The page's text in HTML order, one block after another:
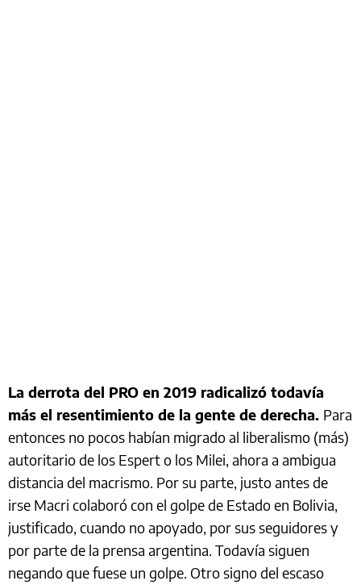
La derrota del PRO en 2019 radicalizó todavía
más el resentimiento de la gente de derecha. Para
entonces no pocos habían migrado al liberalismo (más)
autoritario de los Espert o los Milei, ahora a ambigua
distancia del macrismo. Por su parte, justo antes de
irse Macri colaboró con el golpe de Estado en Bolivia,
justificado, cuando no apoyado, por sus seguidores y
por parte de la prensa argentina. Todavía siguen
negando que fuese un golpe. Otro signo del escaso